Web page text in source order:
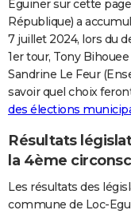
Dictionnaire
Biographies
Citations
Expressions
Proverbes
PROGRAMME TV
COPAINS D'AVANT
S'inscrire
Se connecter
Lycées
Collèges
Primaires
Universités
Entreprises
Service militaire
Avis de recherche
AVIS DE DÉCÈS
Bricolage
Lifestyle
Culture
Sport
Auto
Television
Voyage
Cinema
Eguiner sur cette
République) a
7 juillet 2024, lors du
1er tour, Tony
Sandrine Le Feur
savoir quel choix
des élections
Résultats
la 4ème
Les résultats des
commune de Loc-